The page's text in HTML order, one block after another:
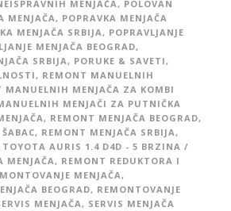
MENJAČA, POLOVAN
MENJAČA, POPRAVKA MENJAČA
MENJAČA SRBIJA, POPRAVLJANJE
MENJAČA BEOGRAD,
SRBIJA, PORUKE & SAVETI,
, REMONT MANUELNIH
MANUELNIH MENJAČA ZA KOMBI
MENJAČI ZA PUTNIČKA
, REMONT MENJAČA BEOGRAD,
, REMONT MENJAČA SRBIJA,
TOYOTA AURIS 1.4 D4D - 5 BRZINA /
MENJAČA, REMONT REDUKTORA I
MENJAČA,
BEOGRAD, REMONTOVANJE
MENJAČA, SERVIS MENJAČA